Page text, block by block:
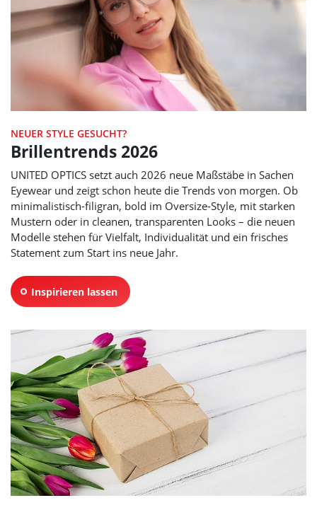
NEUER STYLE GESUCHT?
Brillentrends 2026
UNITED OPTICS setzt auch 2026 neue Maßstäbe in Sachen
Eyewear und zeigt schon heute die Trends von morgen. Ob
minimalistisch-filigran, bold im Oversize-Style, mit starken
Mustern oder in cleanen, transparenten Looks – die neuen
Modelle stehen für Vielfalt, Individualität und ein frisches
Statement zum Start ins neue Jahr.
Inspirieren lassen